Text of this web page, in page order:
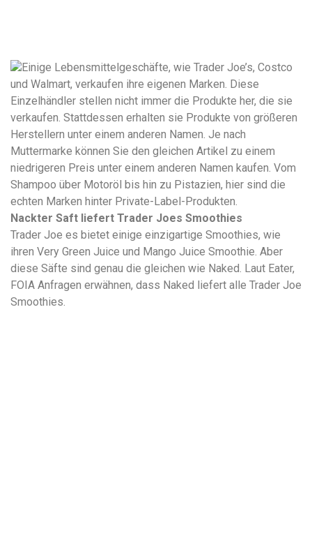
Einige Lebensmittelgeschäfte, wie Trader Joe’s, Costco
und Walmart, verkaufen ihre eigenen Marken. Diese
Einzelhändler stellen nicht immer die Produkte her, die sie
verkaufen. Stattdessen erhalten sie Produkte von größeren
Herstellern unter einem anderen Namen. Je nach
Muttermarke können Sie den gleichen Artikel zu einem
niedrigeren Preis unter einem anderen Namen kaufen. Vom
Shampoo über Motoröl bis hin zu Pistazien, hier sind die
echten Marken hinter Private-Label-Produkten.
Nackter Saft liefert Trader Joes Smoothies
Trader Joe es bietet einige einzigartige Smoothies, wie
ihren Very Green Juice und Mango Juice Smoothie. Aber
diese Säfte sind genau die gleichen wie Naked. Laut Eater,
FOIA Anfragen erwähnen, dass Naked liefert alle Trader Joe
Smoothies.